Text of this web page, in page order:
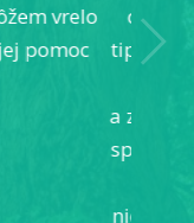
vrelo
o
tipy a
a zaroveň
spolu
niečo vo